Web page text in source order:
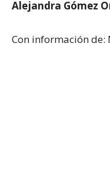
Alejandra Gómez
Con información de: